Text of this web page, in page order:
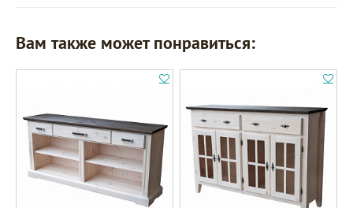
Вам также может понравиться: